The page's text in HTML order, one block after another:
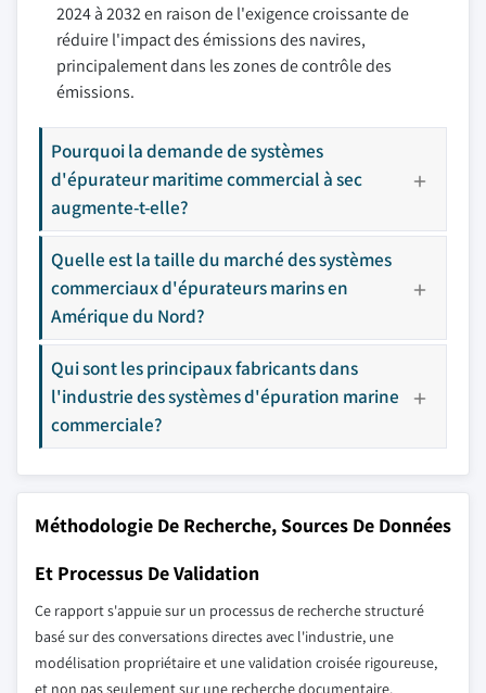
2024 à 2032 en raison de l'exigence croissante de
réduire l'impact des émissions des navires,
principalement dans les zones de contrôle des
émissions.
Pourquoi la demande de systèmes
d'épurateur maritime commercial à sec
augmente-t-elle?
Quelle est la taille du marché des systèmes
commerciaux d'épurateurs marins en
Amérique du Nord?
Qui sont les principaux fabricants dans
l'industrie des systèmes d'épuration marine
commerciale?
Méthodologie De Recherche, Sources De Données
Et Processus De Validation
Ce rapport s'appuie sur un processus de recherche structuré
basé sur des conversations directes avec l'industrie, une
modélisation propriétaire et une validation croisée rigoureuse,
et non pas seulement sur une recherche documentaire.